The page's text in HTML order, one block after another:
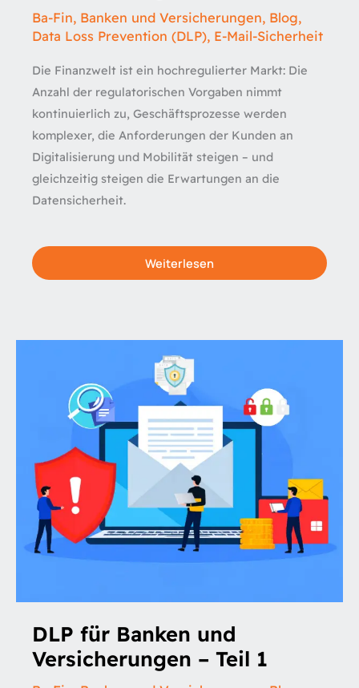
Ba-Fin, Banken und Versicherungen, Blog,
Data Loss Prevention (DLP), E-Mail-Sicherheit
Die Finanzwelt ist ein hochregulierter Markt: Die
Anzahl der regulatorischen Vorgaben nimmt
kontinuierlich zu, Geschäftsprozesse werden
komplexer, die Anforderungen der Kunden an
Digitalisierung und Mobilität steigen – und
gleichzeitig steigen die Erwartungen an die
Datensicherheit.
Weiterlesen
DLP für Banken und
Versicherungen – Teil 1
und
Versicherungen
Teil
1